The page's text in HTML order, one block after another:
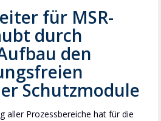
für MSR-
durch
den
Schutzmodule
aller Prozessbereiche hat für die